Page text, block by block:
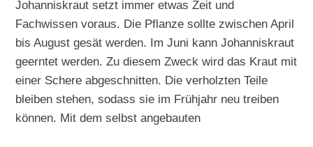
Johanniskraut setzt immer etwas Zeit und
Fachwissen voraus. Die Pflanze sollte zwischen April
bis August gesät werden. Im Juni kann Johanniskraut
geerntet werden. Zu diesem Zweck wird das Kraut mit
einer Schere abgeschnitten. Die verholzten Teile
bleiben stehen, sodass sie im Frühjahr neu treiben
können. Mit dem selbst angebauten